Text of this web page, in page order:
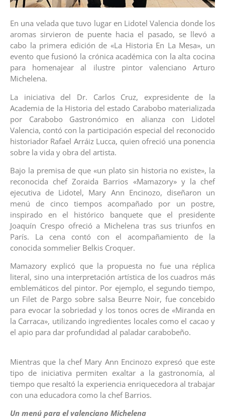
En una velada que tuvo lugar en Lidotel Valencia donde los
aromas sirvieron de puente hacia el pasado, se llevó a
cabo la primera edición de «La Historia En La Mesa», un
evento que fusionó la crónica académica con la alta cocina
para homenajear al ilustre pintor valenciano Arturo
Michelena.
La iniciativa del Dr. Carlos Cruz, expresidente de la
Academia de la Historia del estado Carabobo materializada
por Carabobo Gastronómico en alianza con Lidotel
Valencia, contó con la participación especial del reconocido
historiador Rafael Arráiz Lucca, quien ofreció una ponencia
sobre la vida y obra del artista.
Bajo la premisa de que «un plato sin historia no existe», la
reconocida chef Zoraida Barrios «Mamazory» y la chef
ejecutiva de Lidotel, Mary Ann Encinozo, diseñaron un
menú de cinco tiempos acompañado por un postre,
inspirado en el histórico banquete que el presidente
Joaquín Crespo ofreció a Michelena tras sus triunfos en
París. La cena contó con el acompañamiento de la
conocida sommelier Belkis Croquer.
Mamazory explicó que la propuesta no fue una réplica
literal, sino una interpretación artística de los cuadros más
emblemáticos del pintor. Por ejemplo, el segundo tiempo,
un Filet de Pargo sobre salsa Beurre Noir, fue concebido
para evocar la sobriedad y los tonos ocres de «Miranda en
la Carraca», utilizando ingredientes locales como el cacao y
el apio para dar profundidad al paladar carabobeño.
Mientras que la chef Mary Ann Encinozo expresó que este
tipo de iniciativa permiten exaltar a la gastronomía, al
tiempo que resaltó la experiencia enriquecedora al trabajar
con una educadora como la chef Barrios.
Un menú para el valenciano Michelena